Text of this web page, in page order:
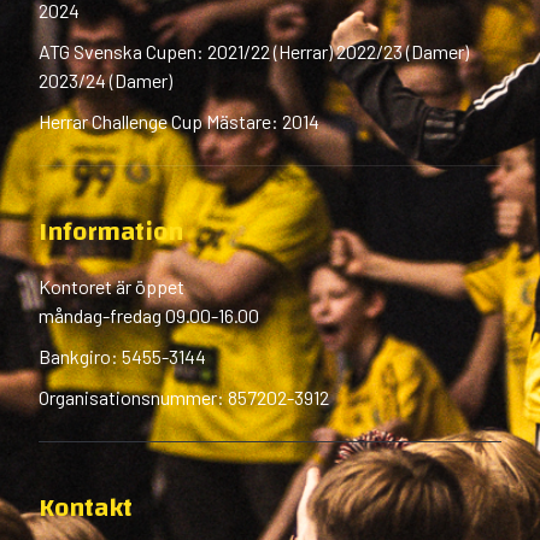
2024
ATG Svenska Cupen: 2021/22 (Herrar) 2022/23 (Damer)
2023/24 (Damer)
Herrar Challenge Cup Mästare: 2014
Information
Kontoret är öppet
måndag-fredag 09.00-16.00
Bankgiro: 5455-3144
Organisationsnummer: 857202-3912
Kontakt